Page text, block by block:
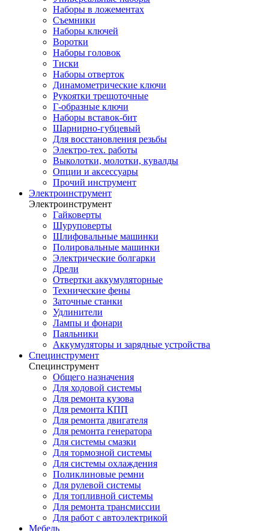
Наборы в ложементах
Съемники
Наборы ключей
Воротки
Наборы головок
Тиски
Наборы отверток
Динамометрические ключи
Рукоятки трещоточные
Г-образные ключи
Наборы вставок-бит
Шарнирно-губцевый
Для восстановления резьбы
Электро-тех. работы
Выколотки, молотки, кувалды
Опции и аксессуары
Прочий инструмент
Электроинструмент
Электроинструмент
Гайковерты
Шуруповерты
Шлифовальные машинки
Полировальные машинки
Электрические болгарки
Дрели
Отвертки аккумуляторные
Технические фены
Заточные станки
Удлинители
Лампы и фонари
Паяльники
Аккумуляторы и зарядные устройства
Специнструмент
Специнструмент
Общего назначения
Для ходовой системы
Для ремонта кузова
Для ремонта КПП
Для ремонта двигателя
Для ремонта генератора
Для системы смазки
Для тормозной системы
Для системы охлаждения
Поликлиновые ремни
Для рулевой системы
Для топливной системы
Для ремонта трансмиссии
Для работ с автоэлектрикой
Мебель